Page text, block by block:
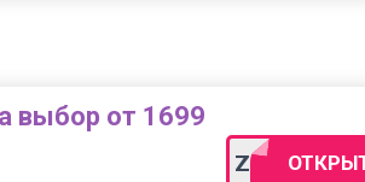
выбор от 1699
ZZ-27757